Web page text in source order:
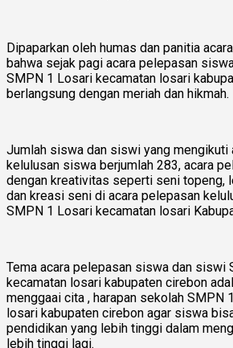
Dipaparkan oleh humas dan panitia
bahwa sejak pagi acara pelepasan
SMPN 1 Losari kecamatan losari
berlangsung dengan meriah dan hikmah.
Jumlah siswa dan siswi yang mengikuti
kelulusan siswa berjumlah 283, acara
dengan kreativitas seperti seni topeng,
dan kreasi seni di acara pelepasan
SMPN 1 Losari kecamatan losari
Tema acara pelepasan siswa dan siswi
kecamatan losari kabupaten cirebon
menggaai cita , harapan sekolah SMPN
losari kabupaten cirebon agar siswa
pendidikan yang lebih tinggi dalam
lebih tinggi lagi.